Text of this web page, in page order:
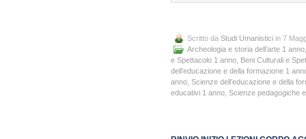
Scritto da Studi Umanistici in 7
Archeologia e storia dell’arte 1 anno
e Spettacolo 1 anno
Beni Culturali e
dell’educazione e della formazione 1
anno Scienze dell’educazione e della
educativi 1 anno Scienze pedagogiche